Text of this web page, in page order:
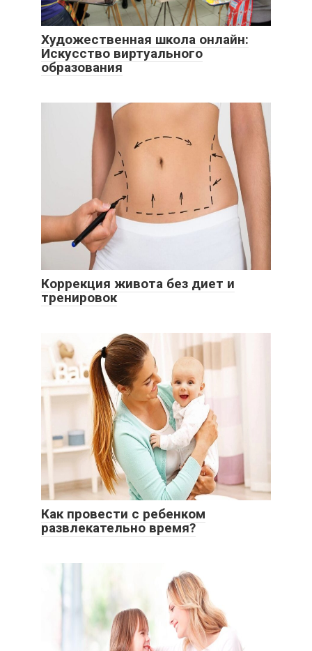
Художественная школа онлайн:
Искусство виртуального
образования
Коррекция живота без диет и
тренировок
Как провести с ребенком
развлекательно время?